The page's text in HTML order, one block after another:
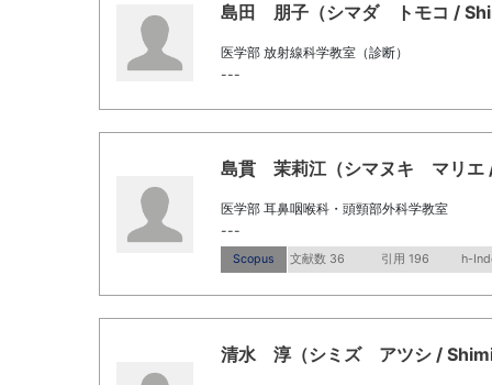
島田 朋子（シマダ トモコ /
医学部 放射線科学教室（診断）
---
島貫 茉莉江（シマヌキ マリエ
医学部 耳鼻咽喉科・頭頸部外科学教室
---
Scopus 文献数 36 引用 196 h-
清水 淳（シミズ アツシ /